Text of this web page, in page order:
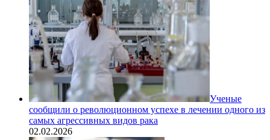
Ученые
сообщили о революционном успехе в лечении одного из
самых агрессивных видов рака
02.02.2026